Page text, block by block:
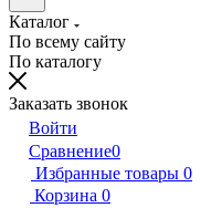
Каталог
По всему сайту
По каталогу
Заказать звонок
Войти
Сравнение0
Избранные товары 0
Корзина 0